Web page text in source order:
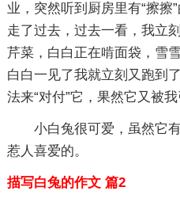
业，突然听到厨房里有“擦擦
走了过去，过去一看，我立
芹菜，白白正在啃面袋，雪
白白一见了我就立刻又跑到
法来“对付”它，果然它又被我
小白兔很可爱，虽然它
惹人喜爱的。
描写白兔的作文 篇2